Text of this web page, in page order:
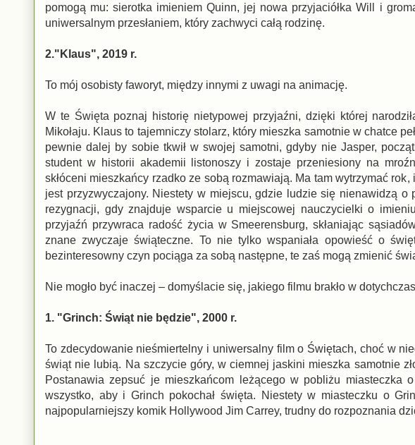
pomogą mu: sierotka imieniem Quinn, jej nowa przyjaciółka Will i
uniwersalnym przesłaniem, który zachwyci całą rodzinę.
2."Klaus", 2019 r.
To mój osobisty faworyt, między innymi z uwagi na animację.
W te Święta poznaj historię nietypowej przyjaźni, dzięki której
Mikołaju. Klaus to tajemniczy stolarz, który mieszka samotnie w chatce
pewnie dalej by sobie tkwił w swojej samotni, gdyby nie Jasper,
student w historii akademii listonoszy i zostaje przeniesiony na
skłóceni mieszkańcy rzadko ze sobą rozmawiają. Ma tam wytrzymać
jest przyzwyczajony. Niestety w miejscu, gdzie ludzie się nienawidzą
rezygnacji, gdy znajduje wsparcie u miejscowej nauczycielki o
przyjaźń przywraca radość życia w Smeerensburg, skłaniając
znane zwyczaje świąteczne. To nie tylko wspaniała opowieść o
bezinteresowny czyn pociąga za sobą następne, te zaś mogą zmienić
Nie mogło być inaczej – domyślacie się, jakiego filmu brakło w
1. "Grinch: Świąt nie będzie", 2000 r.
To zdecydowanie nieśmiertelny i uniwersalny film o Świętach, choć w
świąt nie lubią. Na szczycie góry, w ciemnej jaskini mieszka samotnie
Postanawia zepsuć je mieszkańcom leżącego w pobliżu miasteczka
wszystko, aby i Grinch pokochał święta. Niestety w miasteczku o
najpopularniejszy komik Hollywood Jim Carrey, trudny do rozpoznania